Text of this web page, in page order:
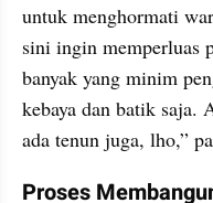
untuk menghormati
sini ingin memperluas
banyak yang minim
kebaya dan batik saja.
ada tenun juga, lho,”
Proses